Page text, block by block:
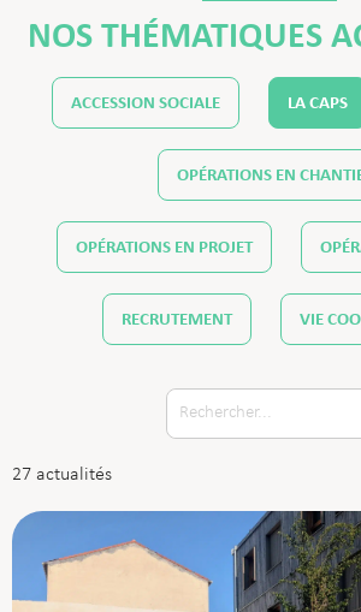
NOS THÉMATIQUES
ACCESSION SOCIALE LA CAPS
OPÉRATIONS EN
OPÉRATIONS EN PROJET
RECRUTEMENT VIE
27 actualités